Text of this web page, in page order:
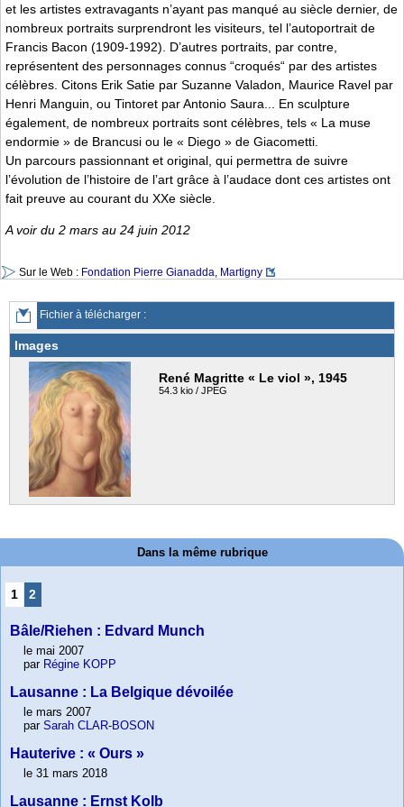
et les artistes extravagants n’ayant pas manqué au siècle dernier, de
nombreux portraits surprendront les visiteurs, tel l’autoportrait de
Francis Bacon (1909-1992). D’autres portraits, par contre,
représentent des personnages connus “croqués“ par des artistes
célèbres. Citons Erik Satie par Suzanne Valadon, Maurice Ravel par
Henri Manguin, ou Tintoret par Antonio Saura... En sculpture
également, de nombreux portraits sont célèbres, tels « La muse
endormie » de Brancusi ou le « Diego » de Giacometti.
Un parcours passionnant et original, qui permettra de suivre
l’évolution de l’histoire de l’art grâce à l’audace dont ces artistes ont
fait preuve au courant du XXe siècle.
A voir du 2 mars au 24 juin 2012
Sur le Web : Fondation Pierre Gianadda, Martigny
Fichier à télécharger :
Images
René Magritte « Le viol », 1945
54.3 kio / JPEG
Dans la même rubrique
1 2
Bâle/Riehen : Edvard Munch
le mai 2007
par Régine KOPP
Lausanne : La Belgique dévoilée
le mars 2007
par Sarah CLAR-BOSON
Hauterive : « Ours »
le 31 mars 2018
Lausanne : Ernst Kolb